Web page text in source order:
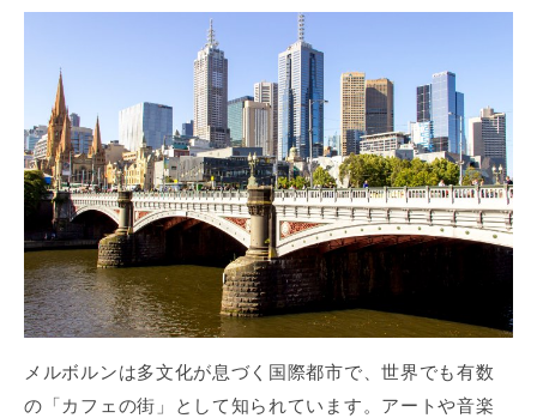
メルボルンは多文化が息づく国際都市で、世界でも有数
の「カフェの街」として知られています。アートや音楽